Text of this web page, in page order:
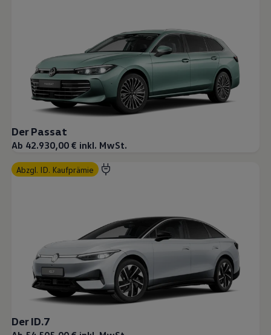
Der Passat
Ab 42.930,00 € inkl. MwSt.
abzgl. ID. Kaufprämie
Der ID.7